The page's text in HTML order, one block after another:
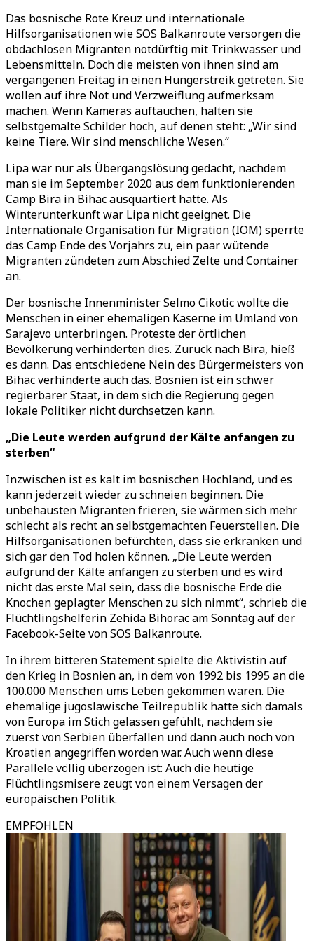
Das bosnische Rote Kreuz und internationale
Hilfsorganisationen wie SOS Balkanroute versorgen die
obdachlosen Migranten notdürftig mit Trinkwasser und
Lebensmitteln. Doch die meisten von ihnen sind am
vergangenen Freitag in einen Hungerstreik getreten. Sie
wollen auf ihre Not und Verzweiflung aufmerksam
machen. Wenn Kameras auftauchen, halten sie
selbstgemalte Schilder hoch, auf denen steht: „Wir sind
keine Tiere. Wir sind menschliche Wesen.“
Lipa war nur als Übergangslösung gedacht, nachdem
man sie im September 2020 aus dem funktionierenden
Camp Bira in Bihac ausquartiert hatte. Als
Winterunterkunft war Lipa nicht geeignet. Die
Internationale Organisation für Migration (IOM) sperrte
das Camp Ende des Vorjahrs zu, ein paar wütende
Migranten zündeten zum Abschied Zelte und Container
an.
Der bosnische Innenminister Selmo Cikotic wollte die
Menschen in einer ehemaligen Kaserne im Umland von
Sarajevo unterbringen. Proteste der örtlichen
Bevölkerung verhinderten dies. Zurück nach Bira, hieß
es dann. Das entschiedene Nein des Bürgermeisters von
Bihac verhinderte auch das. Bosnien ist ein schwer
regierbarer Staat, in dem sich die Regierung gegen
lokale Politiker nicht durchsetzen kann.
„Die Leute werden aufgrund der Kälte anfangen zu
sterben“
Inzwischen ist es kalt im bosnischen Hochland, und es
kann jederzeit wieder zu schneien beginnen. Die
unbehausten Migranten frieren, sie wärmen sich mehr
schlecht als recht an selbstgemachten Feuerstellen. Die
Hilfsorganisationen befürchten, dass sie erkranken und
sich gar den Tod holen können. „Die Leute werden
aufgrund der Kälte anfangen zu sterben und es wird
nicht das erste Mal sein, dass die bosnische Erde die
Knochen geplagter Menschen zu sich nimmt“, schrieb die
Flüchtlingshelferin Zehida Bihorac am Sonntag auf der
Facebook-Seite von SOS Balkanroute.
In ihrem bitteren Statement spielte die Aktivistin auf
den Krieg in Bosnien an, in dem von 1992 bis 1995 an die
100.000 Menschen ums Leben gekommen waren. Die
ehemalige jugoslawische Teilrepublik hatte sich damals
von Europa im Stich gelassen gefühlt, nachdem sie
zuerst von Serbien überfallen und dann auch noch von
Kroatien angegriffen worden war. Auch wenn diese
Parallele völlig überzogen ist: Auch die heutige
Flüchtlingsmisere zeugt von einem Versagen der
europäischen Politik.
EMPFOHLEN